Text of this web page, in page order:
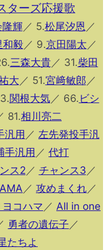
ターズ応援歌
隆輝／ 5.松尾汐恩 ／
和毅／ 9.京田陽太 ／
三森大貴／ 31.柴田
大 ／ 51.宮﨑敏郎 ／
関根大気／ 66. ビシ
81.相川亮二
汎用 ／ 左先発投手汎
手汎用 ／ 代打
ス2 ／ チャンス3 ／
／ 攻めまくれ ／
コハマ ／ All in one
勇者の遺伝子 ／
たちよ